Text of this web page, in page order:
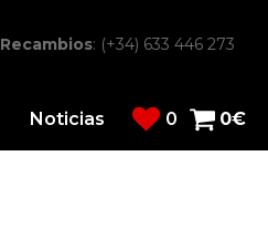
Recambios: (+34) 633 446 273
Noticias 0 0€